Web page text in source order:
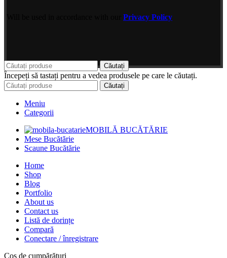
Privacy Policy
Căutați
Începeți să tastați pentru a vedea produsele pe care le căutați.
Căutați
Meniu
Categorii
MOBILĂ BUCĂTĂRIE
Mese Bucătărie
Scaune Bucătărie
Home
Shop
Blog
Portfolio
About us
Contact us
Listă de dorințe
Compară
Conectare / înregistrare
Coș de cumpărături